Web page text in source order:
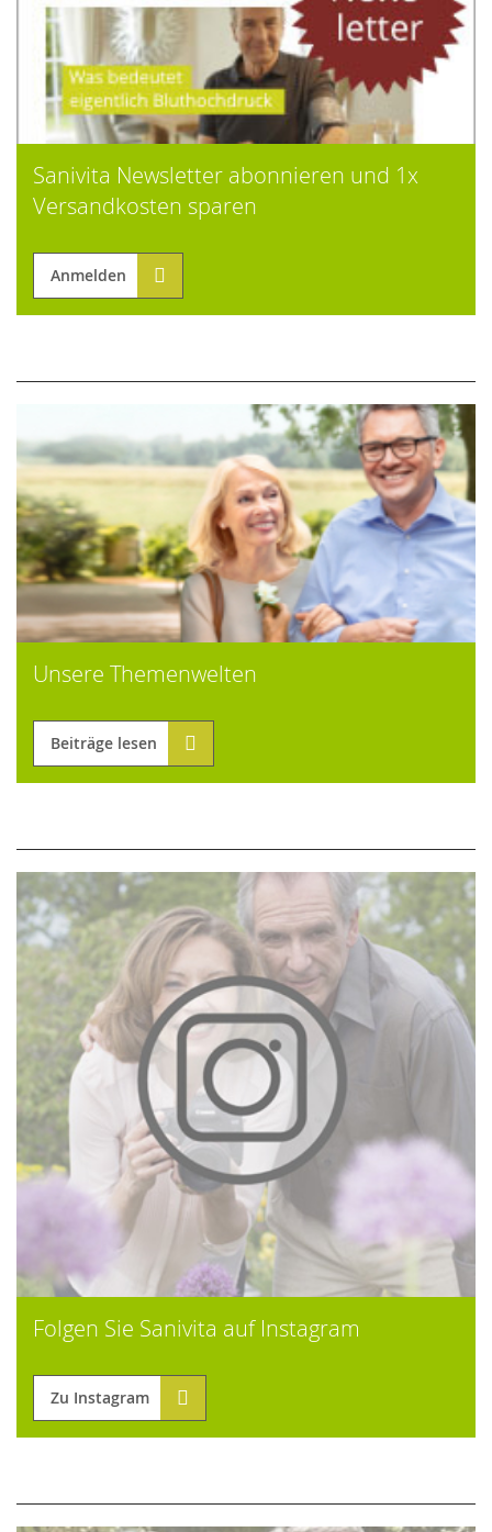
Sanivita Newsletter abonnieren und 1x
Versandkosten sparen
Anmelden
Unsere Themenwelten
Beiträge lesen
Folgen Sie Sanivita auf Instagram
Zu Instagram